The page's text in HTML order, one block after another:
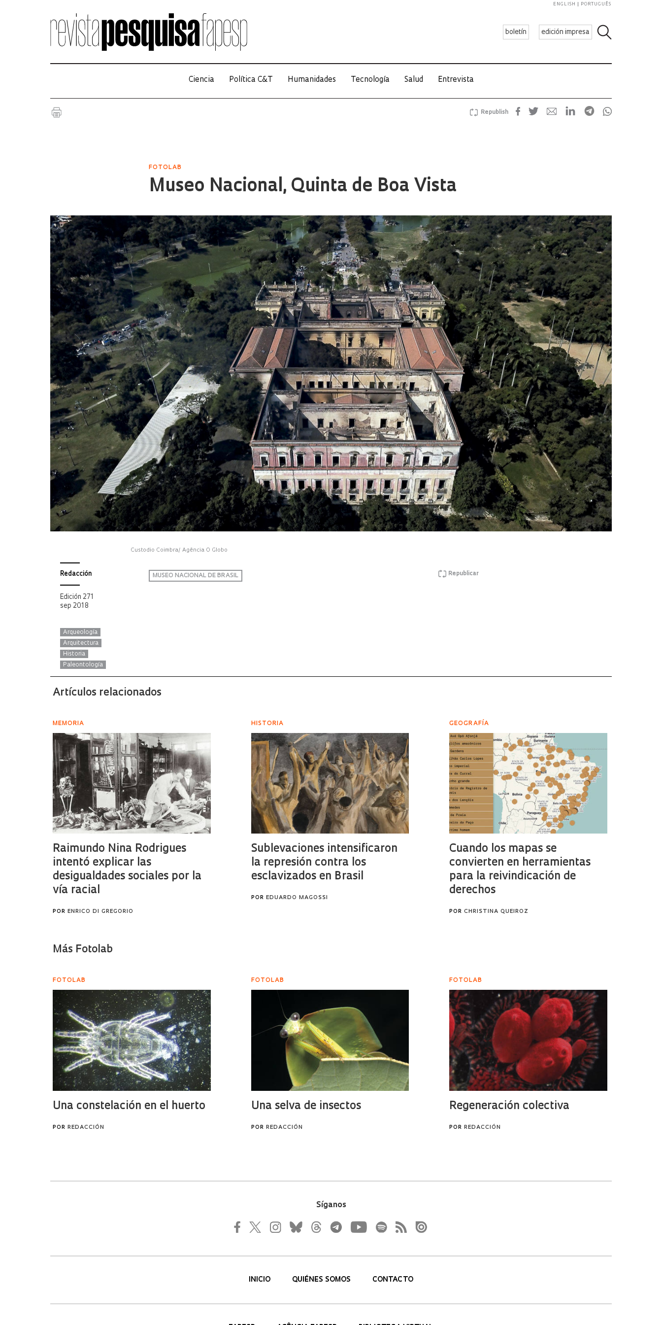
boletín edición impresa
ENGLISH PORTUGUÊS
Ciencia Política C&T Humanidades Tecnología Salud Entrevista
Republish
FOTOLAB
Museo Nacional, Quinta de Boa Vista
Custodio Coimbra/ Agência O Globo
Redacción
Edición 271
sep 2018
Arqueología
Arquitectura
Historia
Paleontología
Republicar
MUSEO NACIONAL DE BRASIL
Síganos
INICIO QUIÉNES SOMOS CONTACTO